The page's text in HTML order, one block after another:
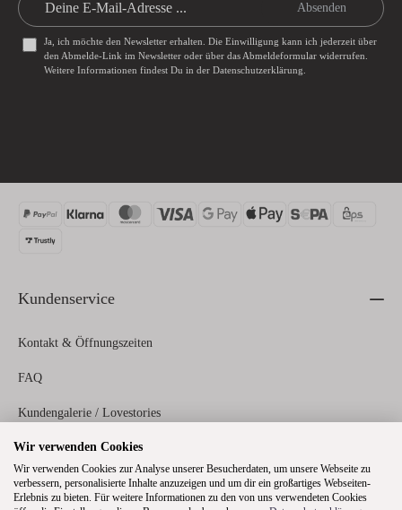
Absenden
Ja, ich möchte den Newsletter erhalten. Die Einwilligung kann ich jederzeit über
den Abmelde-Link im Newsletter oder über das Abmeldeformularwiderrufen.
Weitere Informationen findest Du in der Datenschutzerklärung
Kundenservice
Kontakt & Öffnungszeiten
FAQ
Kundengalerie / Lovestories
Zahlungs- und Versandinformationen
Wir verwenden Cookies
Wir verwenden Cookies zur Analyse unserer Besucherdaten, um unsere Webseite zu
verbessern, personalisierte Inhalte anzuzeigen und um dir ein großartiges Webseiten-
Erlebnis zu bieten. Für weitere Informationen zu den von uns verwendeten Cookies